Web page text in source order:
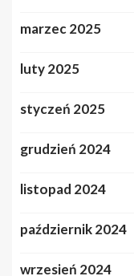
marzec 2025
luty 2025
styczeń 2025
grudzień 2024
listopad 2024
październik 2024
wrzesień 2024